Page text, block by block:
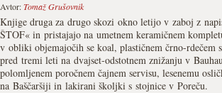
Avtor:Tomaž Grušovnik
Knjige druga za drugo skozi okno letijo v zaboj z
ŠTOF« in pristajajo na umetnem keramičnem
v obliki objemajočih se koal, plastičnem črno-rdečem
pred tremi leti na dvajset-odstotnem znižanju v
polomljenem poročnem čajnem servisu, lesenemu
na Baščaršiji in lakirani školjki s stojnice v Poreču.